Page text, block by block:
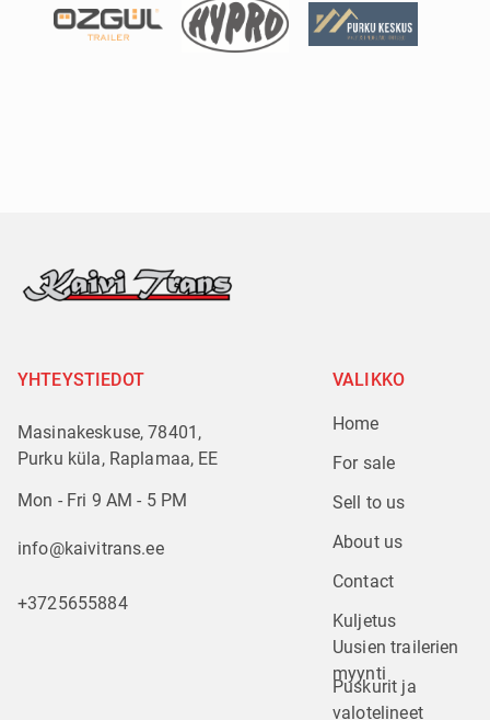
YHTEYSTIEDOT
Masinakeskuse, 78401,
Purku küla, Raplamaa, EE
Mon - Fri 9 AM - 5 PM
info@kaivitrans.ee
+3725655884
VALIKKO
Home
For sale
Sell to us
About us
Contact
Kuljetus
Uusien trailerien
myynti
Puskurit ja
valotelineet